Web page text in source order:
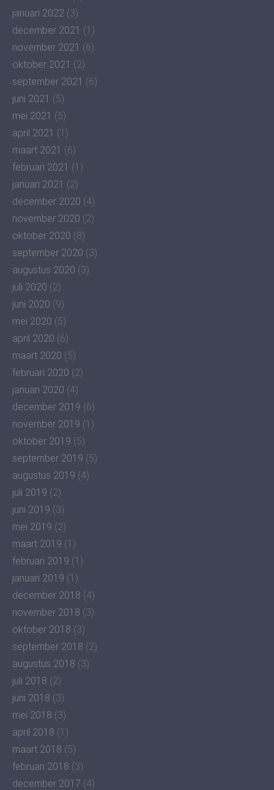
januari 2022 (3)
december 2021 (1)
november 2021 (6)
oktober 2021 (2)
september 2021 (6)
juni 2021 (5)
mei 2021 (5)
april 2021 (1)
maart 2021 (6)
februari 2021 (1)
januari 2021 (2)
december 2020 (4)
november 2020 (2)
oktober 2020 (8)
september 2020 (3)
augustus 2020 (3)
juli 2020 (2)
juni 2020 (9)
mei 2020 (5)
april 2020 (6)
maart 2020 (5)
februari 2020 (2)
januari 2020 (4)
december 2019 (6)
november 2019 (1)
oktober 2019 (5)
september 2019 (5)
augustus 2019 (4)
juli 2019 (2)
juni 2019 (3)
mei 2019 (2)
maart 2019 (1)
februari 2019 (1)
januari 2019 (1)
december 2018 (4)
november 2018 (3)
oktober 2018 (3)
september 2018 (2)
augustus 2018 (3)
juli 2018 (2)
juni 2018 (3)
mei 2018 (3)
april 2018 (1)
maart 2018 (5)
februari 2018 (3)
december 2017 (4)